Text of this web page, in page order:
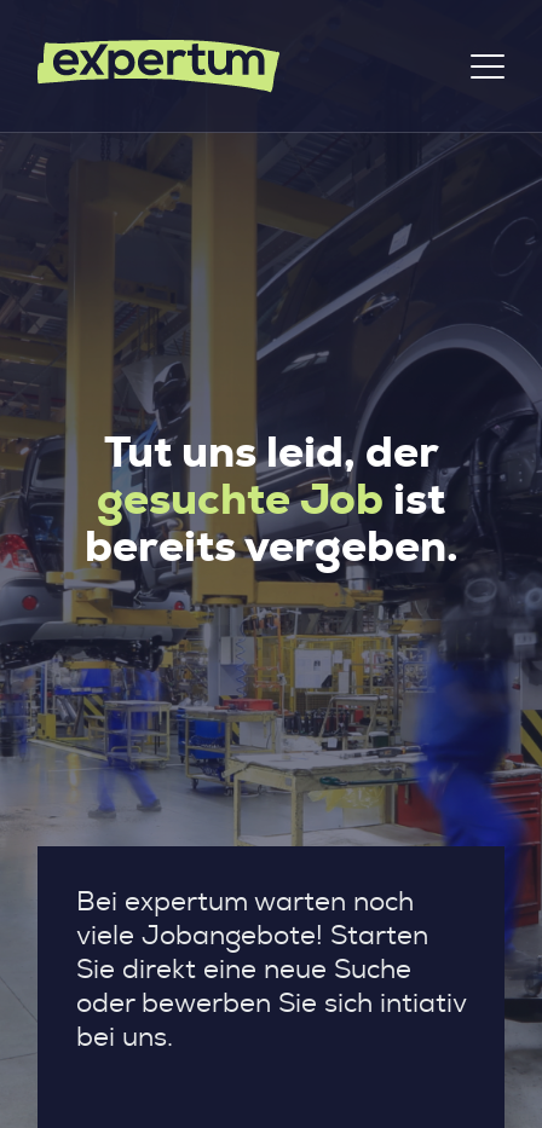
Tut uns leid, der
gesuchte Job ist
bereits vergeben.
Bei expertum warten noch
viele Jobangebote! Starten
Sie direkt eine neue Suche
oder bewerben Sie sich intiativ
bei uns.